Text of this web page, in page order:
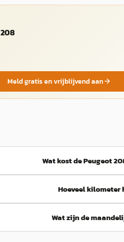
Meld gratis en vrijblijvend aan
Wat kost de Peugeot
Hoeveel kilometer
Wat zijn de